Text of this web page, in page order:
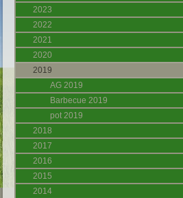
2023
2022
2021
2020
2019
AG 2019
Barbecue 2019
pot 2019
2018
2017
2016
2015
2014